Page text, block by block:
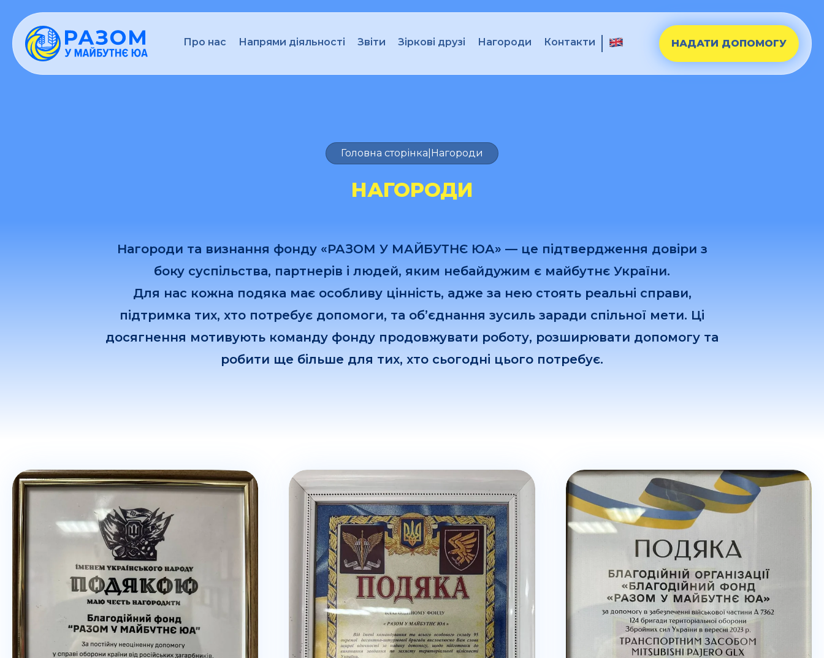
Про нас Напрями діяльності Звіти Зіркові друзі Нагороди Контакти НАДАТИ ДОПОМОГУ
Головна сторінка Нагороди
НАГОРОДИ
Нагороди та визнання фонду «РАЗОМ У МАЙБУТНЄ ЮА» — це підтвердження довіри з
боку суспільства, партнерів і людей, яким небайдужим є майбутнє України.
Для нас кожна подяка має особливу цінність, адже за нею стоять реальні справи,
підтримка тих, хто потребує допомоги, та об’єднання зусиль заради спільної мети. Ці
досягнення мотивують команду фонду продовжувати роботу, розширювати допомогу та
робити ще більше для тих, хто сьогодні цього потребує.